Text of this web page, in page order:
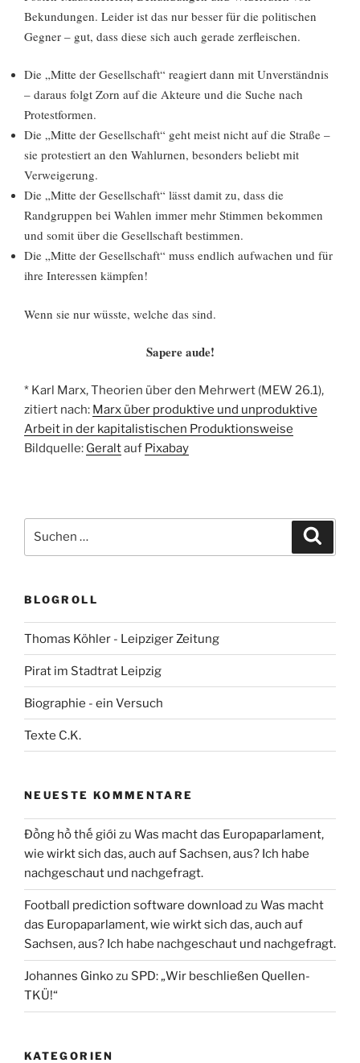
Bekundungen. Leider ist das nur besser für die politischen
Gegner – gut, dass diese sich auch gerade zerfleischen.
Die „Mitte der Gesellschaft“ reagiert dann mit Unverständnis
– daraus folgt Zorn auf die Akteure und die Suche nach
Protestformen.
Die „Mitte der Gesellschaft“ geht meist nicht auf die Straße –
sie protestiert an den Wahlurnen, besonders beliebt mit
Verweigerung.
Die „Mitte der Gesellschaft“ lässt damit zu, dass die
Randgruppen bei Wahlen immer mehr Stimmen bekommen
und somit über die Gesellschaft bestimmen.
Die „Mitte der Gesellschaft“ muss endlich aufwachen und für
ihre Interessen kämpfen!
Wenn sie nur wüsste, welche das sind.
Sapere aude!
* Karl Marx, Theorien über den Mehrwert (MEW 26.1),
zitiert nach: Marx über produktive und unproduktive
Arbeit in der kapitalistischen Produktionsweise
Bildquelle: Geraltauf Pixabay
nach:
BLOGROLL
Thomas Köhler - Leipziger Zeitung
Pirat im Stadtrat Leipzig
Biographie - ein Versuch
Texte C.K.
NEUESTE KOMMENTARE
Đồng hồ thế giới zu Was macht das Europaparlament,
wie wirkt sich das, auch auf Sachsen, aus? Ich habe
nachgeschaut und nachgefragt.
Football prediction software download zu Was macht
das Europaparlament, wie wirkt sich das, auch auf
Sachsen, aus? Ich habe nachgeschaut und nachgefragt.
Johannes Ginkozu SPD: „Wir beschließen Quellen-
TKÜ!“
KATEGORIEN